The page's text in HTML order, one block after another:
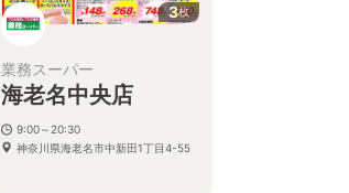
3枚
業務スーパー
海老名中央店
9:00～20:30
神奈川県海老名市中新田1丁目4-55